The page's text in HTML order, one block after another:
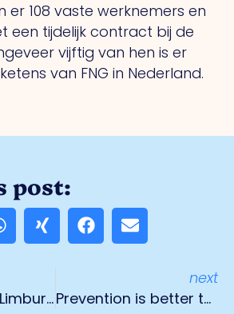
er 108 vaste werknemers en
een tijdelijk contract bij de
vijftig van hen is er
van FNG in Nederland.
post:
Ondernemend Limburg: ‘Stop het doemdenken, we staan er sterk voor!’
next
Prevention is better than cure